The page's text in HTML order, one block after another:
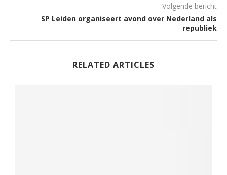
Volgende bericht
SP Leiden organiseert avond over Nederland als
republiek
RELATED ARTICLES